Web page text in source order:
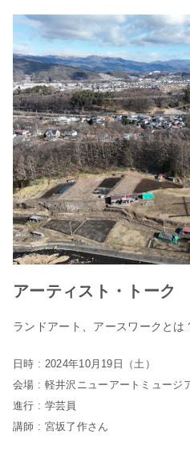
アーティスト・トーク
ランドアート、アースワークとは
日時 : 2024年10月19日（土）
会場 : 軽井沢ニューアートミュー
進行 : 学芸員
講師 : 宮坂了作さん